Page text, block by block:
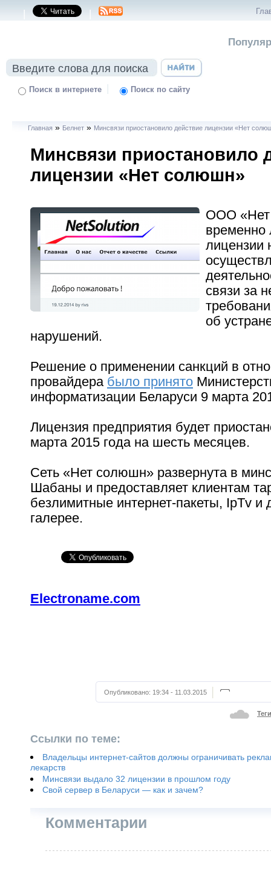
| |
Поиск в интернете | Поиск по сайту
Главная » Белнет » Минсвязи приостановило действие лицензии «Нет
Минсвязи приостановило
лицензии «Нет солюшн»
ООО
временно
лицензии
связи за
об
нарушений.
Решение о применении санкций в
провайдера было принято
информатизации Беларуси 9 марта
Лицензия предприятия будет
марта 2015 года на шесть месяцев.
Сеть «Нет солюшн» развернута в
Шабаны и предоставляет клиентам
безлимитные интернет-пакеты, IpTv и
галерее.
Electroname.com
Опубликовано: 19:34 - 11.03.2015
Теги
Ссылки по теме:
Владельцы интернет-сайтов должны ограничивать
лекарств
Минсвязи выдало 32 лицензии в прошлом году
Свой сервер в Беларуси — как и зачем?
Комментарии